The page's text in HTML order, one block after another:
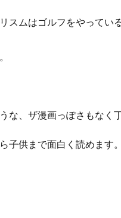
ムはゴルフをやってい
な、ザ漫画っぽさもなく
子供まで面白く読めます。